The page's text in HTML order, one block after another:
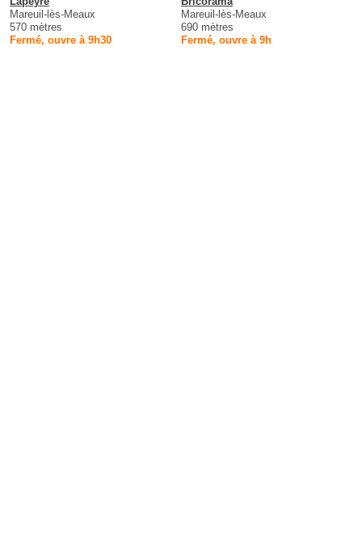
Mareuil-lès-Meaux
570 mètres
Fermé, ouvre à 9h30
Mareuil-lès-Meaux
690 mètres
Fermé, ouvre à 9h